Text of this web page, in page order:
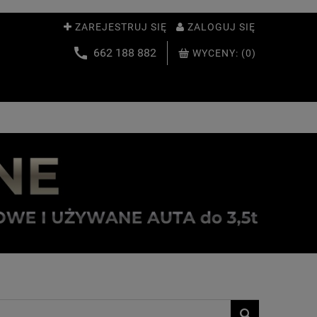
ZAREJESTRUJ SIĘ ZALOGUJ SIĘ
662 188 882 WYCENY: (0)